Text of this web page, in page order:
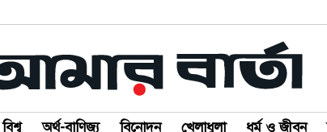
বিশ্ব অর্থ-বাণিজ্য বিনোদন খেলাধুলা ধর্ম ও জীবন